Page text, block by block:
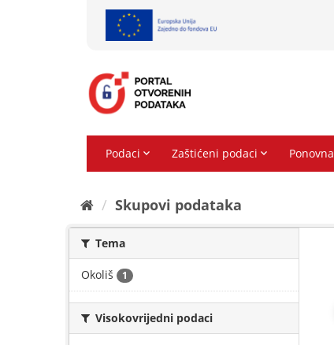
Skupovi podаtаkа
Tema
Okoliš 1
Visokovrijedni podaci